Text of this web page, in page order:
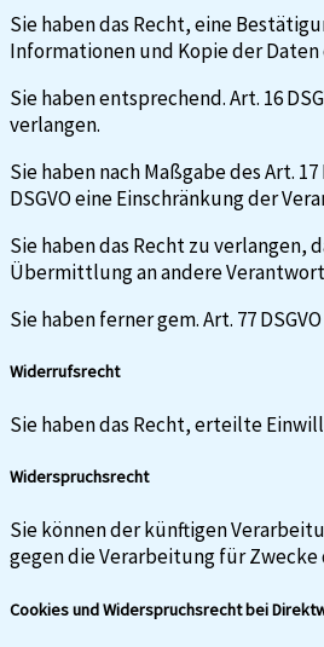
Sie haben das Recht, eine
Informationen und Kopie der Daten
Sie haben entsprechend. Art. 16
verlangen.
Sie haben nach Maßgabe des Art.
DSGVO eine Einschränkung der
Sie haben das Recht zu verlangen,
Übermittlung an andere
Sie haben ferner gem. Art. 77
Widerrufsrecht
Sie haben das Recht, erteilte
Widerspruchsrecht
Sie können der künftigen
gegen die Verarbeitung für
Cookies und Widerspruchsrecht bei